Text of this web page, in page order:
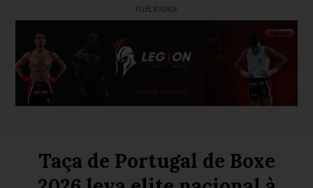
PUBLICIDADE
Taça de Portugal de Boxe